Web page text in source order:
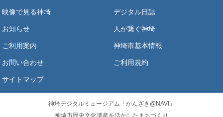
映像で見る神埼 デジタル日誌
お知らせ 人が繋ぐ神埼
ご利用案内 神埼市基本情報
お問い合わせ ご利用規約
サイトマップ
神埼デジタルミュージアム「かんざき@NAVI」
神埼市歴史文化遺産を活かしたまちづくり